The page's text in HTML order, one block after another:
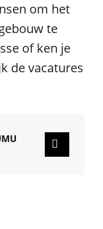
om het
te
of ken je
de vacatures